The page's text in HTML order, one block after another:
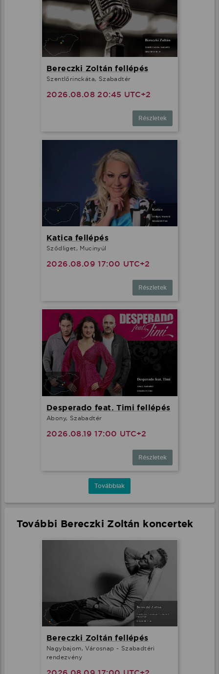
Bereczki Zoltán fellépés
Szentlőrinckáta, Szabadtér
2026.08.08 20:45 UTC+2
Részletek
Katica fellépés
Sződliget, Mucinyúl
2026.08.09 17:00 UTC+2
Részletek
Desperado feat. Timi fellépés
Abony, Szabadtér
2026.08.19 17:00 UTC+2
Részletek
Továbbiak
További Bereczki Zoltán koncertek
Bereczki Zoltán fellépés
Nagybajom, Városnap - Szabadtéri
rendezvény